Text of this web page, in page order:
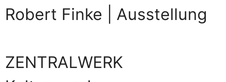
Robert Finke | Ausstellung
ZENTRALWERK